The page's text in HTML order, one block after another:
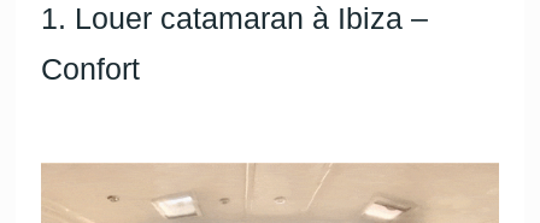
1. Louer catamaran à Ibiza –
Confort